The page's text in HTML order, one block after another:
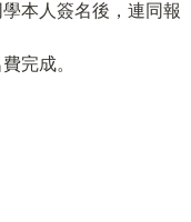
本人簽名後，連同報
完成。